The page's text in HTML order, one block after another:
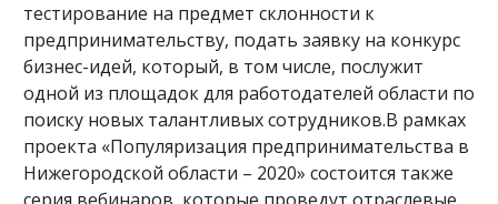
тестирование на предмет склонности к
предпринимательству, подать заявку на конкурс
бизнес-идей, который, в том числе, послужит
одной из площадок для работодателей области по
поиску новых талантливых сотрудников.В рамках
проекта «Популяризация предпринимательства в
Нижегородской области – 2020» состоится также